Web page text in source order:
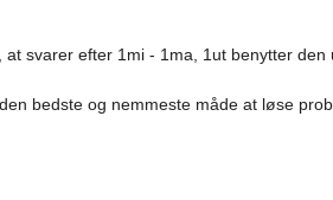
svarer efter 1mi - 1ma, 1ut benytter
bedste og nemmeste måde at løse